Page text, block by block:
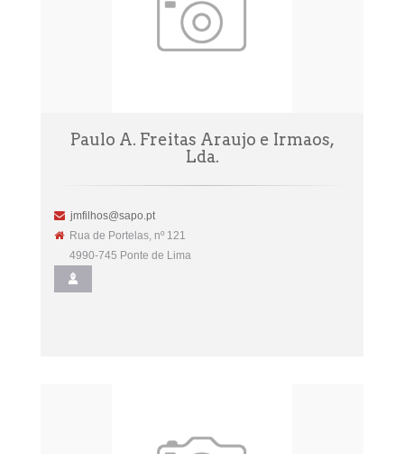
Paulo A. Freitas Araujo e Irmaos,
Lda.
jmfilhos@sapo.pt
Rua de Portelas, nº 121
4990-745 Ponte de Lima